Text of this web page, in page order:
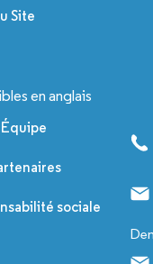
Site
en anglais
sociale